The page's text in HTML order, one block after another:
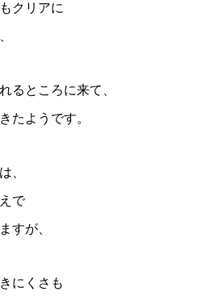
クリアに
るところに来て、
たようです。
、
で
すが、
にくさも